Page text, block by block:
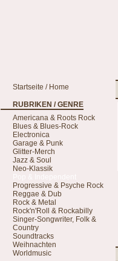
Startseite / Home
RUBRIKEN / GENRE
Americana & Roots Rock
Blues & Blues-Rock
Electronica
Garage & Punk
Glitter-Merch
Jazz & Soul
Neo-Klassik
Progressive & Psyche Rock
Reggae & Dub
Rock & Metal
Rock'n'Roll & Rockabilly
Singer-Songwriter, Folk &
Country
Soundtracks
Weihnachten
Worldmusic